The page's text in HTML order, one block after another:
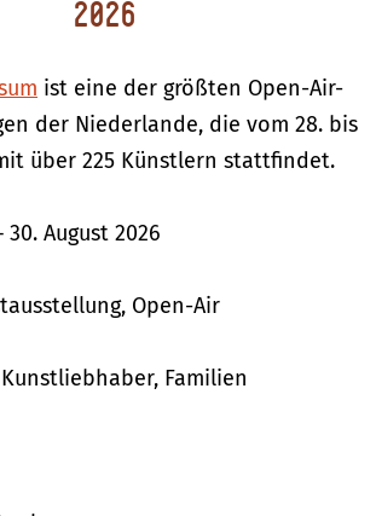
2026
ist eine der größten Open-Air-
der Niederlande, die vom 28. bis
über 225 Künstlern stattfindet.
30. August 2026
Open-Air
Kunstliebhaber, Familien